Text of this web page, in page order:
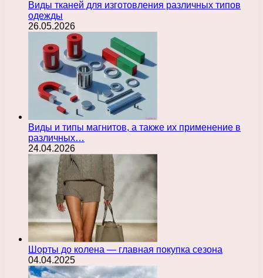
Виды тканей для изготовления различных типов
одежды
26.05.2026
Виды и типы магнитов, а также их применение в
различных…
24.04.2026
Шорты до колена — главная покупка сезона
04.04.2025